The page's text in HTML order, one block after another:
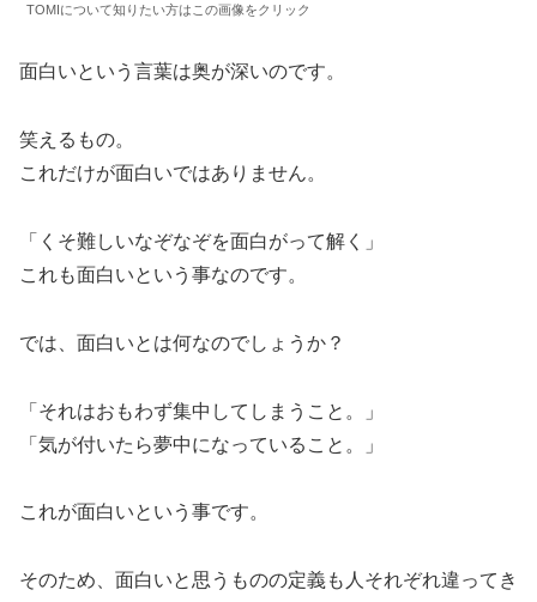
TOMIについて知りたい方はこの画像をクリック
面白いという言葉は奥が深いのです。
笑えるもの。
これだけが面白いではありません。
「くそ難しいなぞなぞを面白がって解く」
これも面白いという事なのです。
では、面白いとは何なのでしょうか？
「それはおもわず集中してしまうこと。」
「気が付いたら夢中になっていること。」
これが面白いという事です。
そのため、面白いと思うものの定義も人それぞれ違ってき